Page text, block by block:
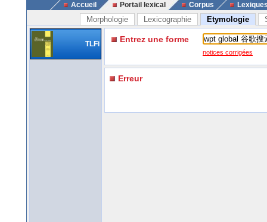
Accueil Portail lexical Corpus
Morphologie Lexicographie Etymologie
TLFi Entrez une forme
notices corrigées
Erreur